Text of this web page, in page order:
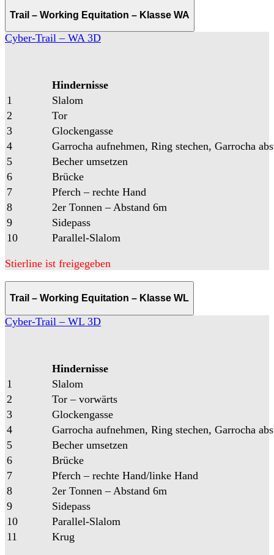
Trail – Working Equitation – Klasse WA
Cyber-Trail – WA 3D
Hindernisse
1
Slalom
2
Tor
3
Glockengasse
4
Garrocha aufnehmen, Ring stechen, Garrocha
5
Becher umsetzen
6
Brücke
7
Pferch – rechte Hand
8
2er Tonnen – Abstand 6m
9
Sidepass
10
Parallel-Slalom
Stierline ist freigegeben
Trail – Working Equitation – Klasse WL
Cyber-Trail – WL 3D
Hindernisse
1
Slalom
2
Tor – vorwärts
3
Glockengasse
4
Garrocha aufnehmen, Ring stechen, Garrocha
5
Becher umsetzen
6
Brücke
7
Pferch – rechte Hand/linke Hand
8
2er Tonnen – Abstand 6m
9
Sidepass
10
Parallel-Slalom
11
Krug